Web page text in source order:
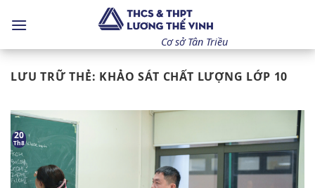
qua
Cơ sở Tân Triều
LƯU TRỮ THẺ: KHẢO SÁT CHẤT LƯỢNG LỚP 10
20
Th8